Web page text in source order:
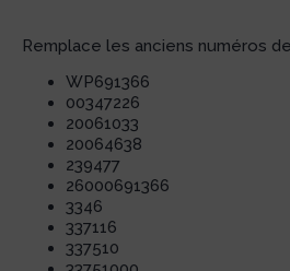
Remplace les anciens numéros
WP691366
00347226
20061033
20064638
239477
26000691366
3346
337116
337510